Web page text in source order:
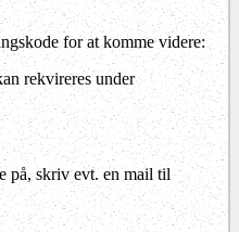
for at komme videre:
rekvireres under
på, skriv evt. en mail til